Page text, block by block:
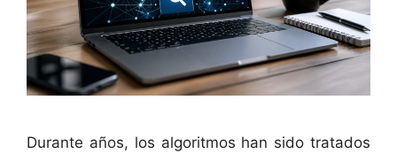
Durante años, los algoritmos han sido tratados